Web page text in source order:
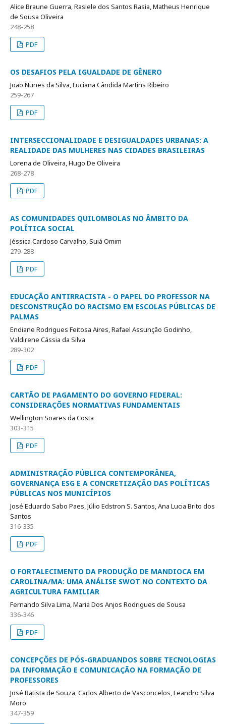
Alice Braune Guerra, Rasiele dos Santos Rasia, Matheus Henrique
de Sousa Oliveira
248-258
PDF
OS DESAFIOS PELA IGUALDADE DE GÊNERO
João Nunes da Silva, Luciana Cândida Martins Ribeiro
259-267
PDF
INTERSECCIONALIDADE E DESIGUALDADES URBANAS: A
REALIDADE DAS MULHERES NAS CIDADES BRASILEIRAS
Lorena de Oliveira, Hugo De Oliveira
268-278
PDF
AS COMUNIDADES QUILOMBOLAS NO ÂMBITO DA
POLÍTICA SOCIAL
Jéssica Cardoso Carvalho, Suiá Omim
279-288
PDF
EDUCAÇÃO ANTIRRACISTA - O PAPEL DO PROFESSOR NA
DESCONSTRUÇÃO DO RACISMO EM ESCOLAS PÚBLICAS DE
PALMAS
Endiane Rodrigues Feitosa Aires, Rafael Assunção Godinho,
Valdirene Cássia da Silva
289-302
PDF
CARTÃO DE PAGAMENTO DO GOVERNO FEDERAL:
CONSIDERAÇÕES NORMATIVAS FUNDAMENTAIS
Wellington Soares da Costa
303-315
PDF
ADMINISTRAÇÃO PÚBLICA CONTEMPORÂNEA,
GOVERNANÇA ESG E A CONCRETIZAÇÃO DAS POLÍTICAS
PÚBLICAS NOS MUNICÍPIOS
José Eduardo Sabo Paes, Júlio Edstron S. Santos, Ana Lucia Brito dos
Santos
316-335
PDF
O FORTALECIMENTO DA PRODUÇÃO DE MANDIOCA EM
CAROLINA/MA: UMA ANÁLISE SWOT NO CONTEXTO DA
AGRICULTURA FAMILIAR
Fernando Silva Lima, Maria Dos Anjos Rodrigues de Sousa
336-346
PDF
CONCEPÇÕES DE PÓS-GRADUANDOS SOBRE TECNOLOGIAS
DA INFORMAÇÃO E COMUNICAÇÃO NA FORMAÇÃO DE
PROFESSORES
José Batista de Souza, Carlos Alberto de Vasconcelos, Leandro Silva
Moro
347-359